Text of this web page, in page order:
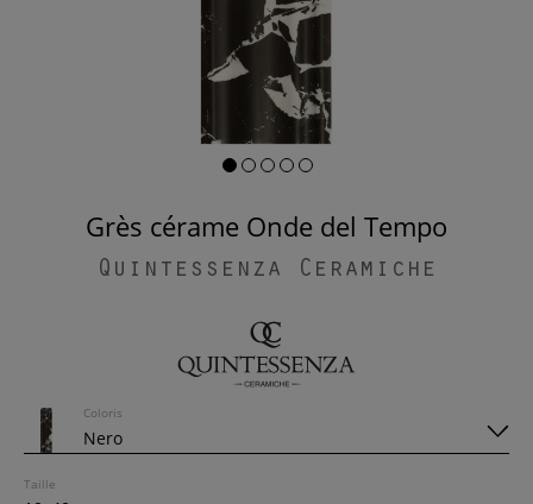
Grès cérame Onde del Tempo
Quintessenza Ceramiche
Coloris
Taille